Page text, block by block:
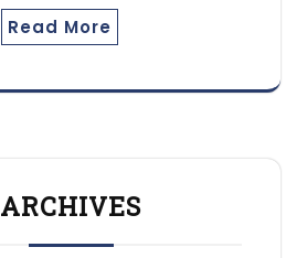
Read More
ARCHIVES